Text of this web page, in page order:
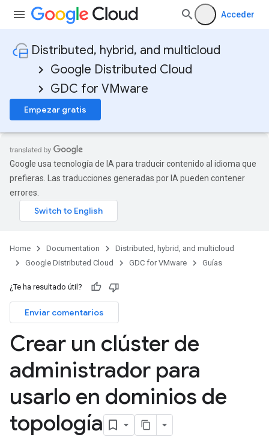
Acceder
Distributed, hybrid, and multicloud
Google Distributed Cloud
GDC for VMware
Empezar gratis
Google usa tecnología de IA para traducir contenido al idioma que
prefieras. Las traducciones generadas por IA pueden contener
errores.
Home Documentation
Distributed, hybrid, and multicloud
Google Distributed Cloud
GDC for VMware Guías
¿Te ha resultado útil?
Enviar comentarios
Crear un clúster de
administrador para
usarlo en dominios de
topología